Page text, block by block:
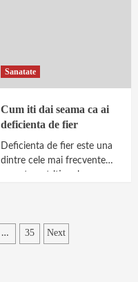
Sanatate
Cum iti dai seama ca ai
deficienta de fier
Deficienta de fier este una
dintre cele mai frecvente
… 35 Next